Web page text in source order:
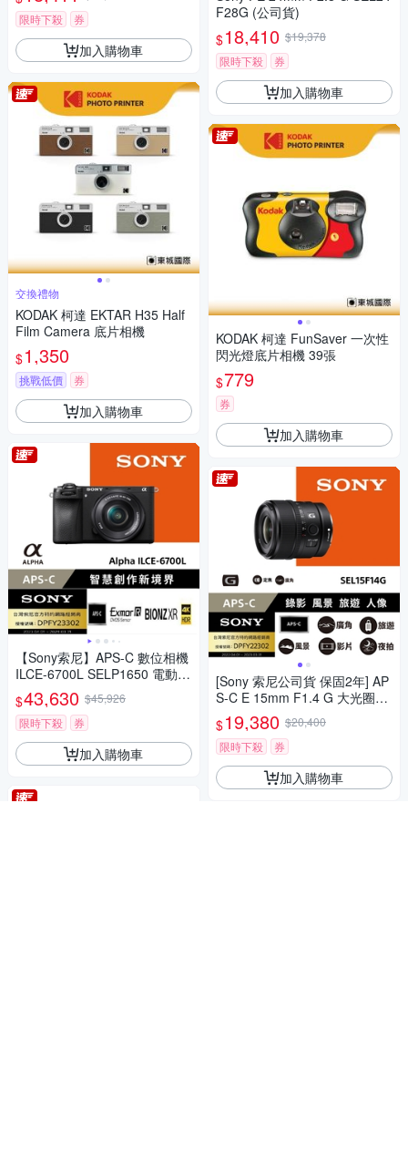
限時下殺
券
加入購物車
交換禮物
KODAK 柯達 EKTAR H35 Half
Film Camera 底片相機
$1,350
挑戰低價 券
加入購物車
【Sony索尼】APS-C 數位相機
ILCE-6700L SELP1650 電動變
焦鏡組(公司貨 保固18+6個月)
$43,630 $45,926
限時下殺
券
加入購物車
F28G (公司貨)
$18,410 $19,378
限時下殺
券
加入購物車
KODAK 柯達 FunSaver 一次性
閃光燈底片相機 39張
$779
券
加入購物車
[Sony 索尼公司貨 保固2年] AP
S-C E 15mm F1.4 G 大光圈廣
角定焦鏡 SEL15F14G
$19,380 $20,400
限時下殺
券
加入購物車